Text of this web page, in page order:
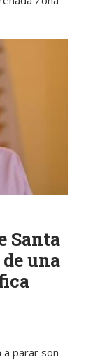
Santa
una
a parar son